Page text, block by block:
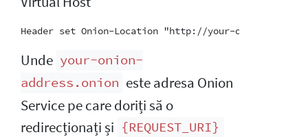
Unde your-onion-
address.onion este adresa Onion
Service pe care doriți să o
redirecționați și {REQUEST_URI}